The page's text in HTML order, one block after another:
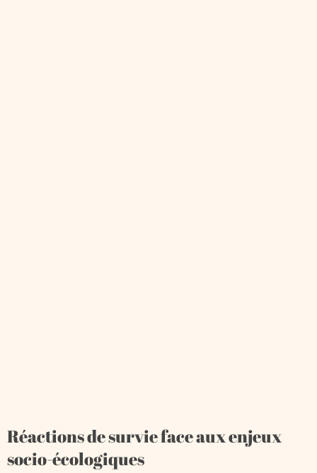
Réactions de survie face aux enjeux
socio-écologiques